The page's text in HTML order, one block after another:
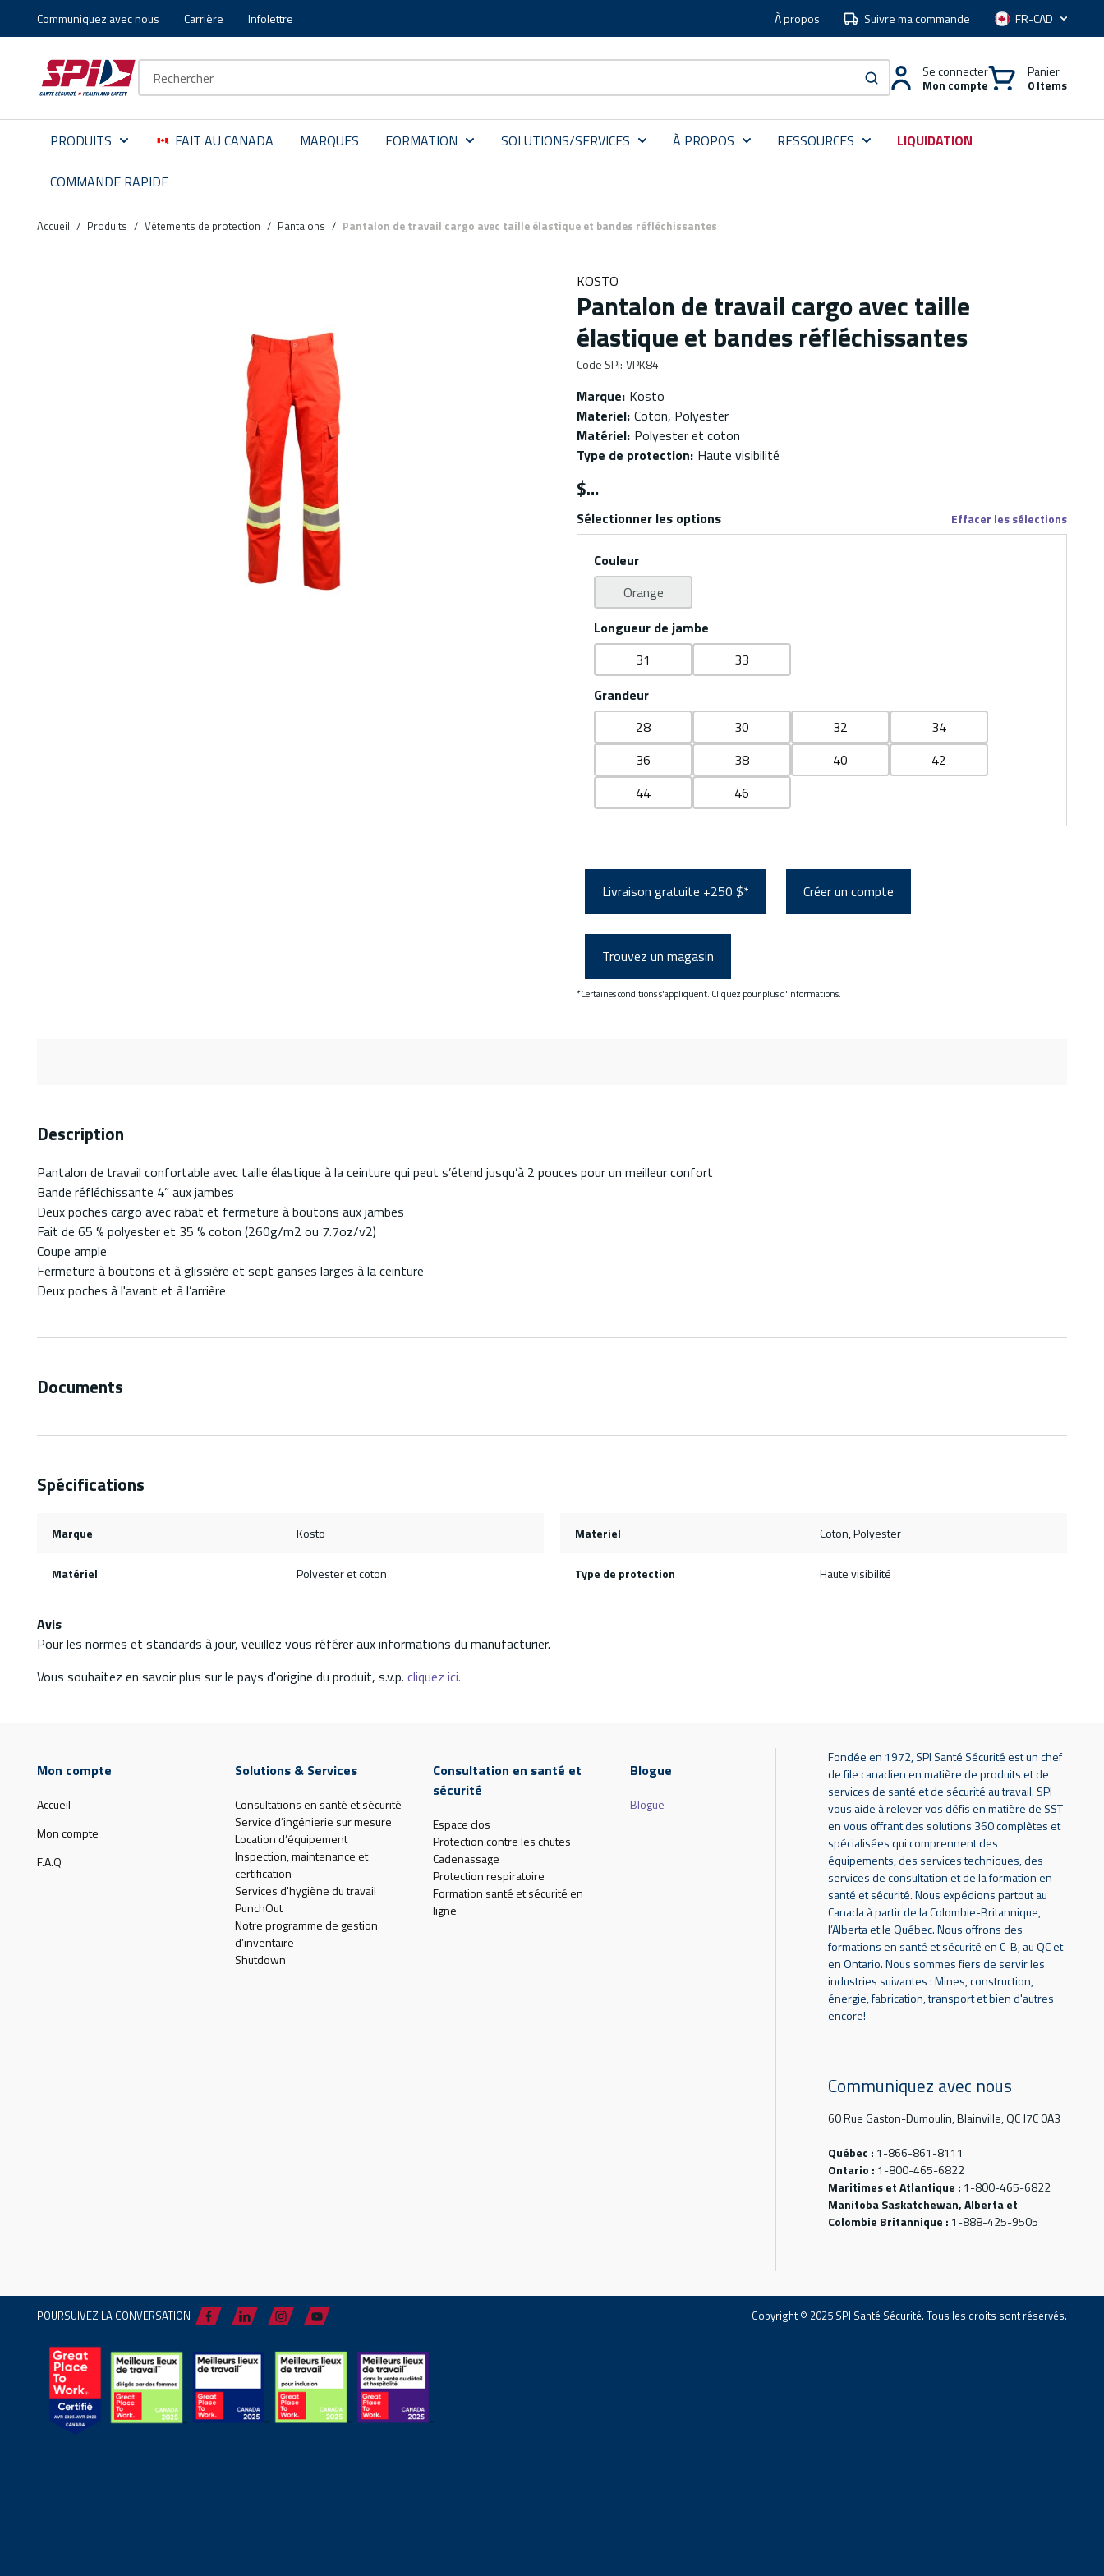
Aller au contenu principal
Skip to menu
Skip to footer
Communiquez avec nous Carrière Infolettre À propos Suivre ma commande Langue
soumettre une recherche
Se connecter
Mon compte
Panier
0 Items
PRODUITS FAIT AU CANADA MARQUES FORMATION SOLUTIONS/SERVICES À PROPOS RESSOURCES LIQUIDATION
COMMANDE RAPIDE
Accueil / Produits / Vêtements de protection / Pantalons / Pantalon de travail cargo avec taille élastique et bandes réfléchissantes
KOSTO
Pantalon de travail cargo avec taille
élastique et bandes réfléchissantes
Code SPI: VPK84
Marque: Kosto
Materiel: Coton, Polyester
Matériel: Polyester et coton
Type de protection: Haute visibilité
$
Sélectionner les options Effacer les sélections
Couleur
Orange
Longueur de jambe
31
33
Grandeur
28
30 32
34
36
38 40
42
44
46
Livraison gratuite +250 $* Créer un compte
Trouvez un magasin
*Certaines conditions s'appliquent. Cliquez pour plus d'informations.
Description
Pantalon de travail confortable avec taille élastique à la ceinture qui peut s’étend jusqu’à 2 pouces pour un meilleur confort
Bande réfléchissante 4” aux jambes
Deux poches cargo avec rabat et fermeture à boutons aux jambes
Fait de 65 % polyester et 35 % coton (260g/m2 ou 7.7oz/v2)
Coupe ample
Fermeture à boutons et à glissière et sept ganses larges à la ceinture
Deux poches à l'avant et à l’arrière
Documents
Spécifications
Marque Kosto Materiel Coton, Polyester
Matériel Polyester et coton Type de protection Haute visibilité
Avis
Pour les normes et standards à jour, veuillez vous référer aux informations du manufacturier.
Vous souhaitez en savoir plus sur le pays d'origine du produit, s.v.p. cliquez ici.
Mon compte
Accueil
Mon compte
F.A.Q
Solutions & Services
Consultations en santé et sécurité
Service d’ingénierie sur mesure
Location d’équipement
Inspection, maintenance et
certification
Services d'hygiène du travail
PunchOut
Notre programme de gestion
d’inventaire
Shutdown
Consultation en santé et
sécurité
Espace clos
Protection contre les chutes
Cadenassage
Protection respiratoire
Formation santé et sécurité en
ligne
Blogue
Blogue
Fondée en 1972, SPI Santé Sécurité est un chef
de file canadien en matière de produits et de
services de santé et de sécurité au travail. SPI
vous aide à relever vos défis en matière de SST
en vous offrant des solutions 360 complètes et
spécialisées qui comprennent des
équipements, des services techniques, des
services de consultation et de la formation en
santé et sécurité. Nous expédions partout au
Canada à partir de la Colombie-Britannique,
l’Alberta et le Québec. Nous offrons des
formations en santé et sécurité en C-B, au QC et
en Ontario. Nous sommes fiers de servir les
industries suivantes : Mines, construction,
énergie, fabrication, transport et bien d'autres
encore!
Communiquez avec nous
60 Rue Gaston-Dumoulin, Blainville, QC J7C 0A3
Québec : 1-866-861-8111
Ontario : 1-800-465-6822
Maritimes et Atlantique : 1-800-465-6822
Manitoba Saskatchewan, Alberta et
Colombie Britannique : 1-888-425-9505
POURSUIVEZ LA CONVERSATION Copyright © 2025 SPI Santé Sécurité. Tous les droits sont réservés.